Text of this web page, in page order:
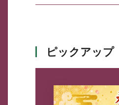
ピックアップ